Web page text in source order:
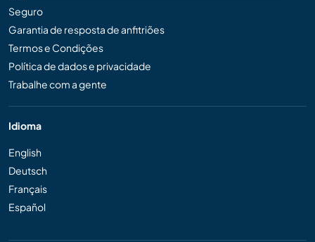
Seguro
Garantia de resposta de anfitriões
Termos e Condições
Política de dados e privacidade
Trabalhe com a gente
Idioma
English
Deutsch
Français
Español